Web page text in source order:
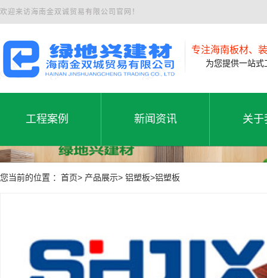
欢迎来访海南金双诚贸易有限公司官网！
专注海南板材、
为您提供一站式
工程案例
工程案例
工程案例
新闻资讯
新闻资讯
公司新闻
行业动态
关于
公
您当前的位置 ：首页> 产品展示> 铝塑板>铝塑板